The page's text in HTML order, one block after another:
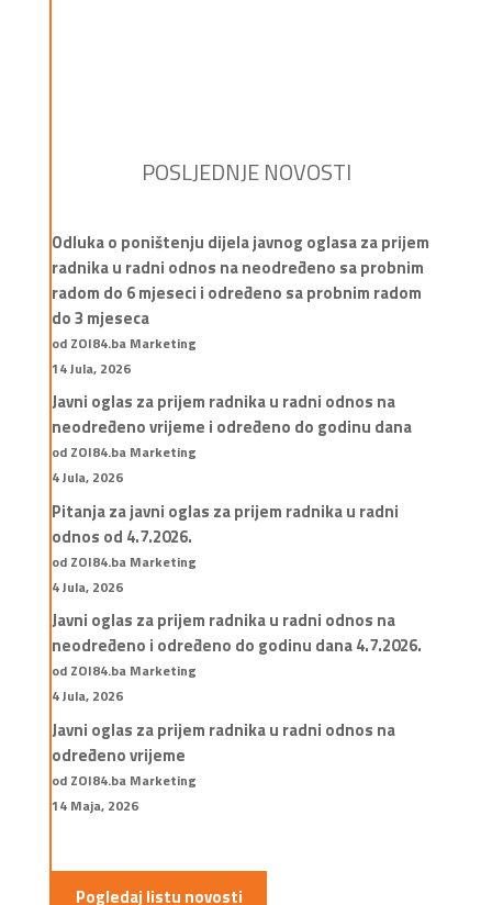
POSLJEDNJE NOVOSTI
Odluka o poništenju dijela javnog oglasa za prijem
radnika u radni odnos na neodređeno sa probnim
radom do 6 mjeseci i određeno sa probnim radom
do 3 mjeseca
od ZOI84.ba Marketing
14 Jula, 2026
Javni oglas za prijem radnika u radni odnos na
neodređeno vrijeme i određeno do godinu dana
od ZOI84.ba Marketing
4 Jula, 2026
Pitanja za javni oglas za prijem radnika u radni
odnos od 4.7.2026.
od ZOI84.ba Marketing
4 Jula, 2026
Javni oglas za prijem radnika u radni odnos na
neodređeno i određeno do godinu dana 4.7.2026.
od ZOI84.ba Marketing
4 Jula, 2026
Javni oglas za prijem radnika u radni odnos na
određeno vrijeme
od ZOI84.ba Marketing
14 Maja, 2026
Pogledaj listu novosti